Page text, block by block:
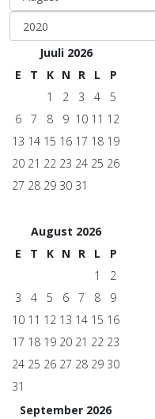
Juuli 2026
E
T K N R L
P
1
2 3 4
5
6
7 8 9 10 11 12
13 14 15 16 17 18 19
20 21 22 23 24 25 26
27 28 29 30 31
August 2026
E
T K N R L
P
1
2
3
4 5 6 7 8
9
10 11 12 13 14 15 16
17 18 19 20 21 22 23
24 25 26 27 28 29 30
31
September 2026